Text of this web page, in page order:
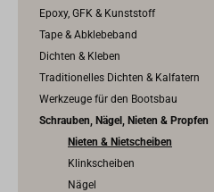
Epoxy, GFK & Kunststoff
Tape & Abklebeband
Dichten & Kleben
Traditionelles Dichten & Kalfatern
Werkzeuge für den Bootsbau
Schrauben, Nägel, Nieten & Propfen
Nieten & Nietscheiben
Klinkscheiben
Nägel